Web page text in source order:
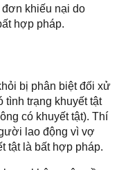
khiếu nại do
hợp pháp.
bị phân biệt đối xử
tình trạng khuyết tật
có khuyết tật). Thí
lao động vì vợ
tật là bất hợp pháp.